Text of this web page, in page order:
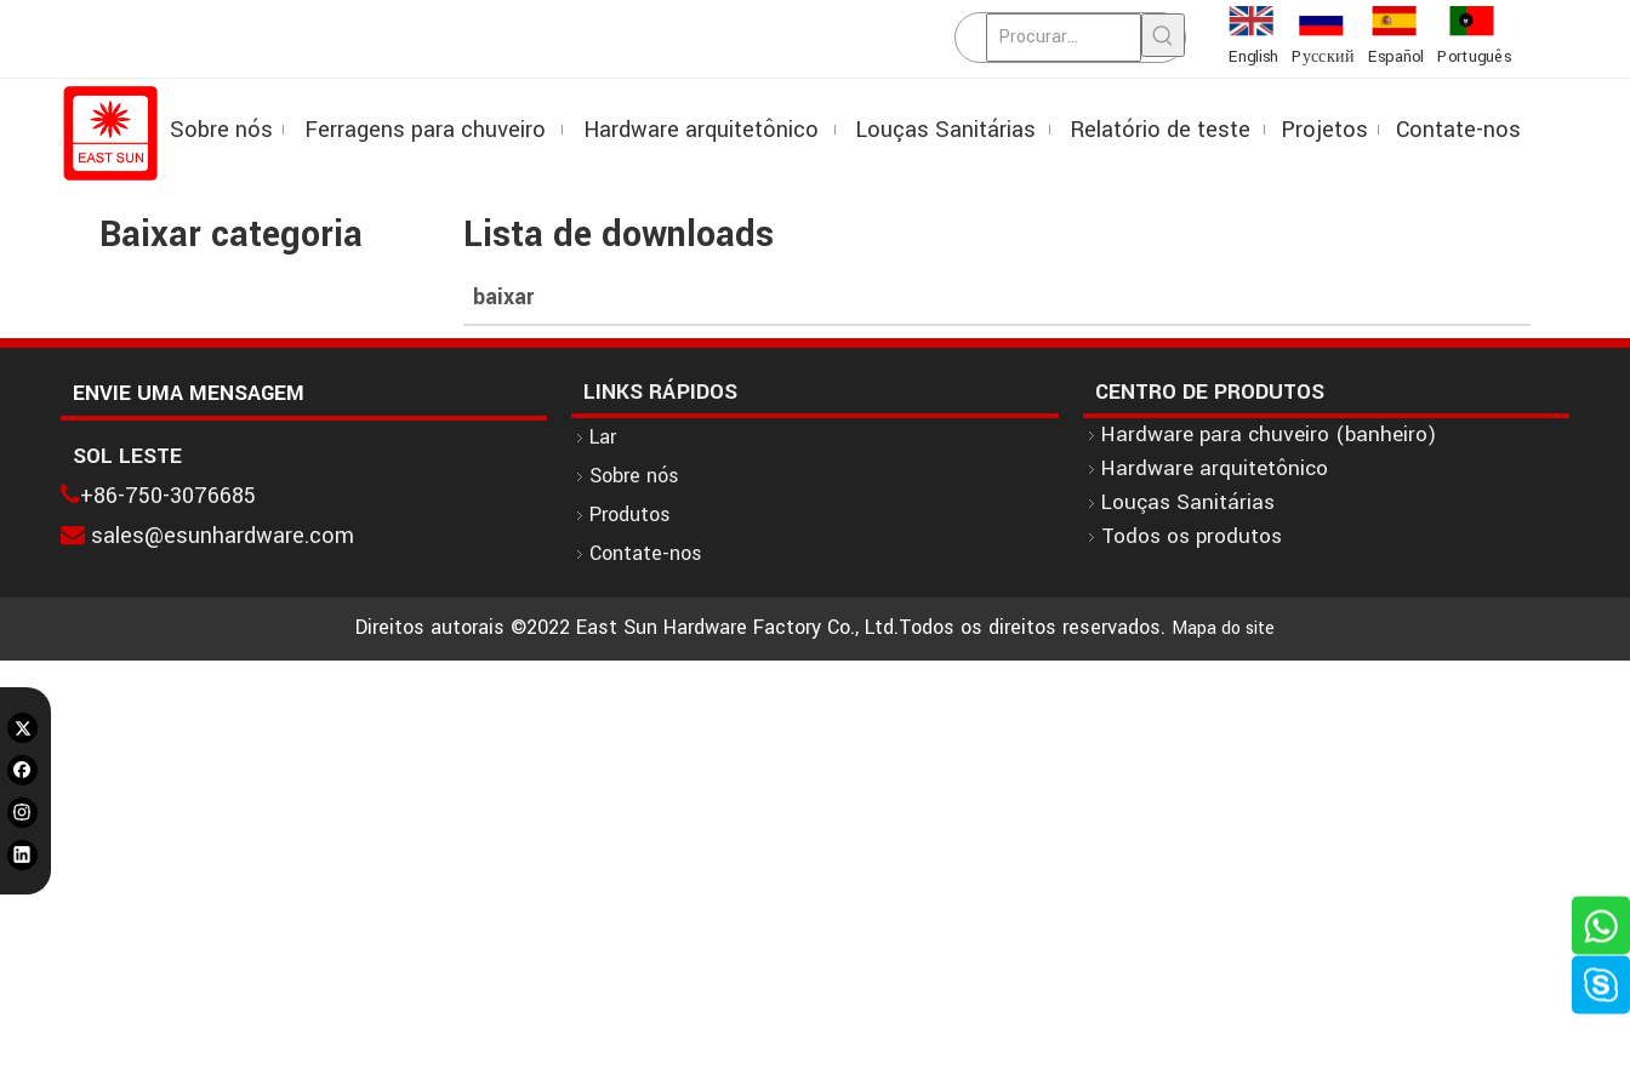
English Pусский Español Português
Sobre nós Ferragens para chuveiro Hardware arquitetônico Louças Sanitárias Relatório de teste Projetos Contate-nos
Baixar categoria Lista de downloads
baixar
ENVIE UMA MENSAGEM
SOL LESTE
+86-750-3076685
 sales@esunhardware.com
LINKS RÁPIDOS
Lar
Sobre nós
Produtos
Contate-nos
CENTRO DE PRODUTOS
Hardware para chuveiro (banheiro)
Hardware arquitetônico
Louças Sanitárias
Todos os produtos
Direitos autorais ©2022 East Sun Hardware Factory Co., Ltd.Todos os direitos reservados. Mapa do site